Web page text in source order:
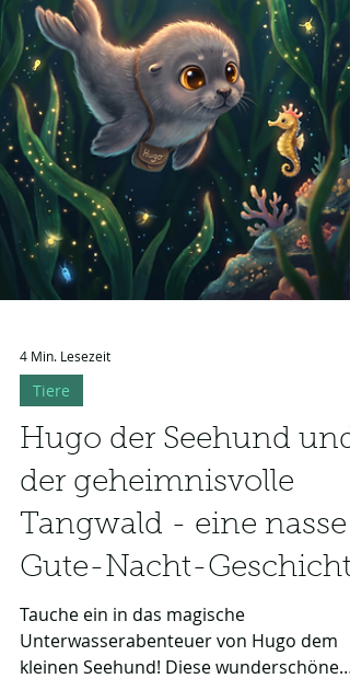
Tiere
Hugo der Seehund und
Tangwald - eine nasse
Gute-Nacht-